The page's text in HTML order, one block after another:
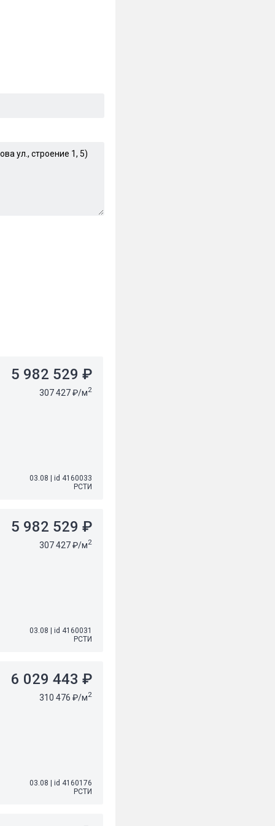
5 982 529 ₽
307 427 ₽/м2
03.08 | id 4160033
РСТИ
5 982 529 ₽
307 427 ₽/м2
03.08 | id 4160031
РСТИ
6 029 443 ₽
310 476 ₽/м2
03.08 | id 4160176
РСТИ